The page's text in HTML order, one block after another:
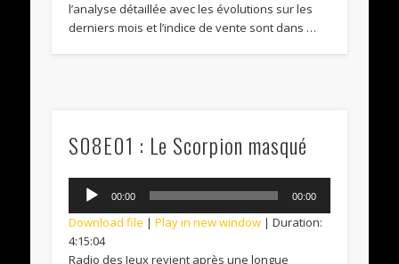
l’analyse détaillée avec les évolutions sur les
derniers mois et l’indice de vente sont dans …
S08E01 : Le Scorpion masqué
Audio
Player
00:00 00:00
Download file |Play in new window |Duration:
4:15:04
Radio des Jeux revient après une longue